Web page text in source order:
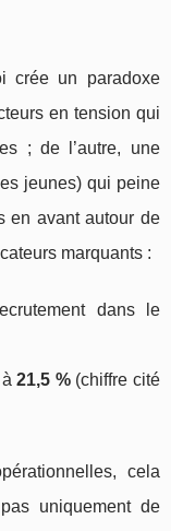
crée un paradoxe
en tension qui
; de l’autre, une
jeunes) qui peine
en avant autour de
marquants :
dans le
à21,5 %(chiffre cité
cela
uniquement de